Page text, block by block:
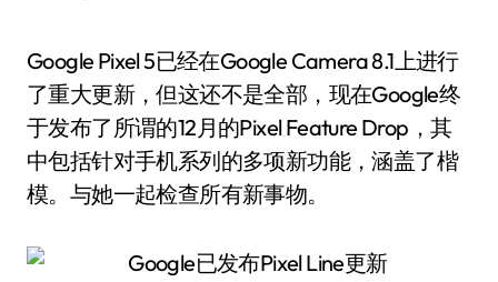
Google Pixel 5已经在Google Camera 8.1上进行
了重大更新，但这还不是全部，现在Google终
于发布了所谓的12月的Pixel Feature Drop，其
中包括针对手机系列的多项新功能，涵盖了楷
模。与她一起检查所有新事物。